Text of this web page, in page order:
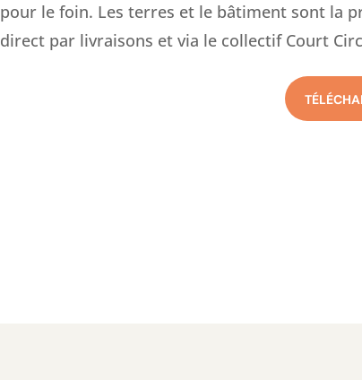
pour le foin. Les terres et le bâtiment sont la
direct par livraisons et via le collectif Court